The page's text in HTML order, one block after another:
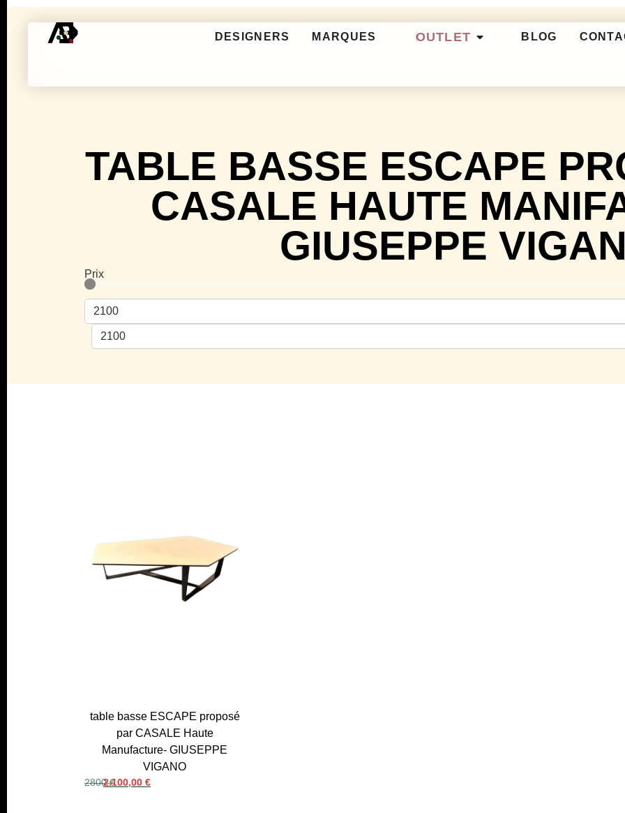
DESIGNERS MARQUES OUTLET BLOG
TABLE BASSE ESCAPE
CASALE HAUTE
GIUSEPPE
Prix
table basse ESCAPE proposé
par CASALE Haute
Manufacture- GIUSEPPE
VIGANO
2800 €2.100,00€